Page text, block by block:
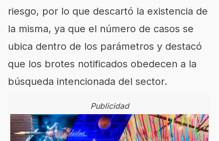
riesgo, por lo que descartó la existencia de
la misma, ya que el número de casos se
ubica dentro de los parámetros y destacó
que los brotes notificados obedecen a la
búsqueda intencionada del sector.
Publicidad